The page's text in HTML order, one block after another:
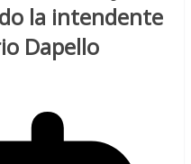
la intendente
Dapello